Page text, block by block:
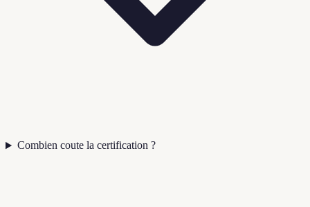
Combien coute la certification ?